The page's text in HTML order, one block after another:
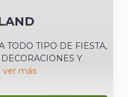
TODO TIPO DE FIESTA,
Y
ver más